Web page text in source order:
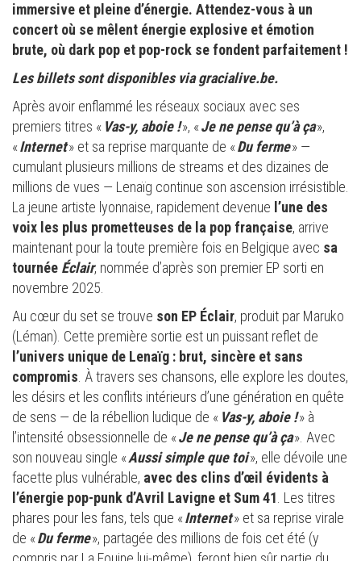
immersive et pleine d’énergie. Attendez-vous à un
concert où se mêlent énergie explosive et émotion
brute, où dark pop et pop-rock se fondent parfaitement !
Les billets sont disponibles via gracialive.be.
Après avoir enflammé les réseaux sociaux avec ses
premiers titres « Vas-y, aboie !», «Je ne pense qu’à ça»,
«Internet» et sa reprise marquante de «Du ferme» —
cumulant plusieurs millions de streams et des dizaines de
millions de vues — Lenaïg continue son ascension irrésistible.
La jeune artiste lyonnaise, rapidement devenue l’une des
voix les plus prometteuses de la pop française, arrive
maintenant pour la toute première fois en Belgique avec sa
tournée Éclair, nommée d’après son premier EP sorti en
novembre 2025.
Au cœur du set se trouve son EP Éclair, produit par Maruko
(Léman). Cette première sortie est un puissant reflet de
l’univers unique de Lenaïg : brut, sincère et sans
compromis. À travers ses chansons, elle explore les doutes,
les désirs et les conflits intérieurs d’une génération en quête
de sens — de la rébellion ludique de « Vas-y, aboie !» à
l’intensité obsessionnelle de «Je ne pense qu’à ça». Avec
son nouveau single «Aussi simple que toi», elle dévoile une
facette plus vulnérable, avec des clins d’œil évidents à
l’énergie pop-punk d’Avril Lavigne et Sum 41. Les titres
phares pour les fans, tels que «Internet» et sa reprise virale
de «Du ferme», partagée des millions de fois cet été (y